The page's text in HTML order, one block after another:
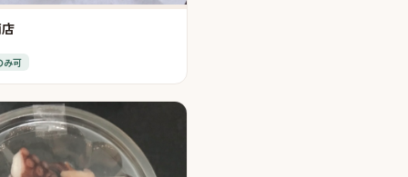
み可